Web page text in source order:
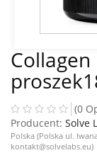
(0
Producent: Solve
Polska (Polska ul.
kontakt@solvelabs.eu)